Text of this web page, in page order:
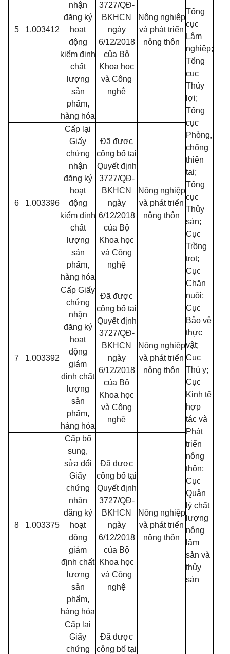
Tổng
cục
Lâm
nghiệp;
Tổng
cục
Thủy
lợi;
Tổng
cục
Phòng,
chống
thiên
tai;
Tổng
cục
Thủy
sản;
Cục
Trồng
trọt;
Cục
Chăn
nuôi;
Cục
Bảo vệ
thực
vật;
Cục
Thú y;
Cục
Kinh tế
hợp
tác và
Phát
triển
nông
thôn;
Cục
Quản
lý chất
lượng
nông
lâm
sản và
thủy
sản
5 1.003412
nhận
đăng ký
hoạt
động
kiểm định
chất
lượng
sản
phẩm,
hàng hóa
3727/QĐ-
BKHCN
ngày
6/12/2018
của Bộ
Khoa học
và Công
nghệ
Nông nghiệp
và phát triển
nông thôn
6 1.003396
Cấp lại
Giấy
chứng
nhận
đăng ký
hoạt
động
kiểm định
chất
lượng
sản
phẩm,
hàng hóa
Đã được
công bố tại
Quyết định
3727/QĐ-
BKHCN
ngày
6/12/2018
của Bộ
Khoa học
và Công
nghệ
Nông nghiệp
và phát triển
nông thôn
7 1.003392
Cấp Giấy
chứng
nhận
đăng ký
hoạt
động
giám
định chất
lượng
sản
phẩm,
hàng hóa
Đã được
công bố tại
Quyết định
3727/QĐ-
BKHCN
ngày
6/12/2018
của Bộ
Khoa học
và Công
nghệ
Nông nghiệp
và phát triển
nông thôn
8 1.003375
Cấp bổ
sung,
sửa đổi
Giấy
chứng
nhận
đăng ký
hoạt
động
giám
định chất
lượng
sản
phẩm,
hàng hóa
Đã được
công bố tại
Quyết định
3727/QĐ-
BKHCN
ngày
6/12/2018
của Bộ
Khoa học
và Công
nghệ
Nông nghiệp
và phát triển
nông thôn
Cấp lại
Giấy
chứng
Đã được
công bố tại